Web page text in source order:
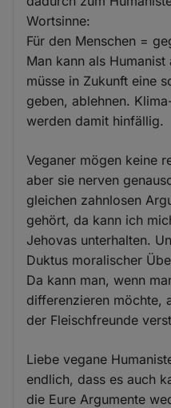
Wortsinne:
Für den Menschen =
Man kann als
müsse in Zukunft eine
geben, ablehnen.
werden damit hinfällig.
Veganer mögen keine
aber sie nerven
gleichen zahnlosen
gehört, da kann ich
Jehovas unterhalten.
Duktus moralischer
Da kann man, wenn
differenzieren möchte,
der Fleischfreunde
Liebe vegane
endlich, dass es auch
die Eure Argumente